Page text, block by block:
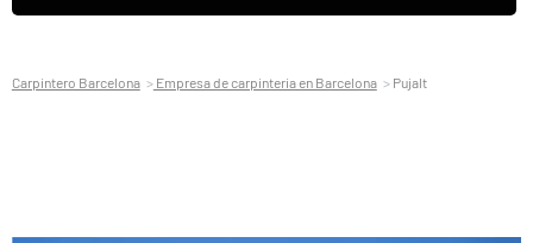
Carpintero Barcelona Empresa de carpinteria en Barcelona Pujalt